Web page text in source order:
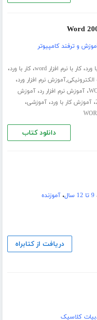
و ترفند کامپیوتر
ورد،کار با نرم افزار word ،کار با ورد،
نرم افزار ورد،
،آموزش نرم افزار رد،آموزش
،آموزش کار با ورد،آموزشی،
دانلود کتاب
9 تا 12 سال ،آموزنده
دریافت از کتابراه
کلاسیک